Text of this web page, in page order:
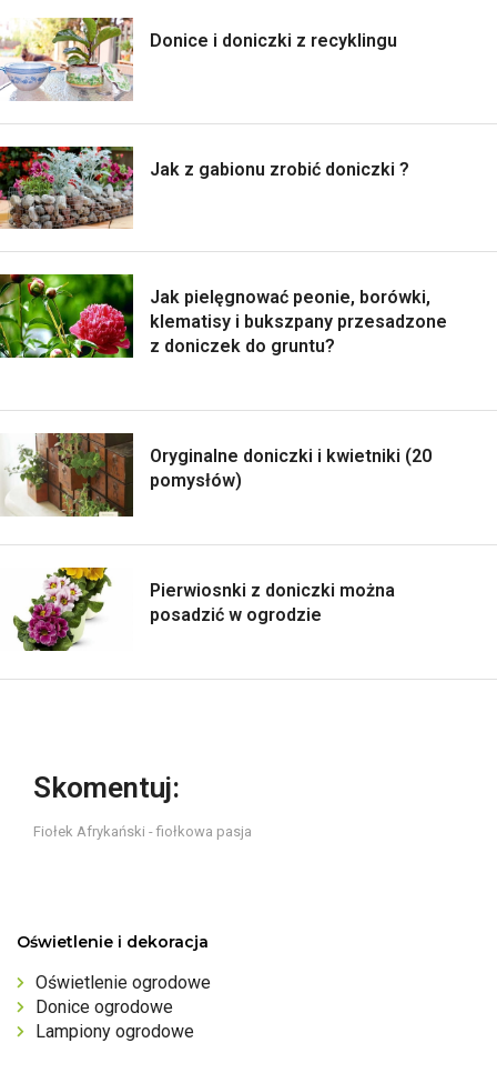
Donice i doniczki z recyklingu
Jak z gabionu zrobić doniczki ?
Jak pielęgnować peonie, borówki,
klematisy i bukszpany przesadzone
z doniczek do gruntu?
Oryginalne doniczki i kwietniki (20
pomysłów)
Pierwiosnki z doniczki można
posadzić w ogrodzie
Skomentuj:
Fiołek Afrykański - fiołkowa pasja
Oświetlenie i dekoracja
Oświetlenie ogrodowe
Donice ogrodowe
Lampiony ogrodowe